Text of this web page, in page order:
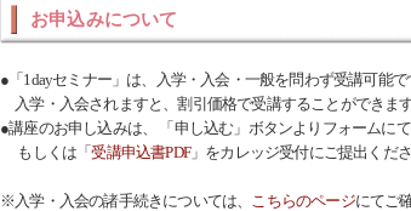
お申込みについて
●「1dayセミナー」は、入学・入会・一般を問わず受講可能で
入学・入会されますと、割引価格で受講することができます
●講座のお申し込みは、 「申し込む」ボタンよりフォームにて
もしくは「受講申込書PDF」をカレッジ受付にご提出くださ
※入学・入会の諸手続きについては、 こちらのページにてご